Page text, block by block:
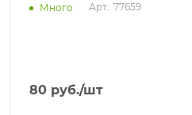
Много Арт.: 77659
80 руб./шт